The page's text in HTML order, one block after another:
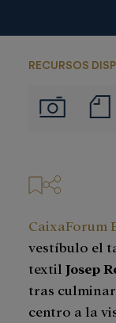
RECURSOS
Imágenes
CaixaForum
vestíbulo el
textil Josep
tras
centro a la